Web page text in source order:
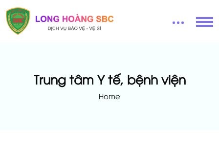
Trung tâm Y tế, bệnh viện
Home